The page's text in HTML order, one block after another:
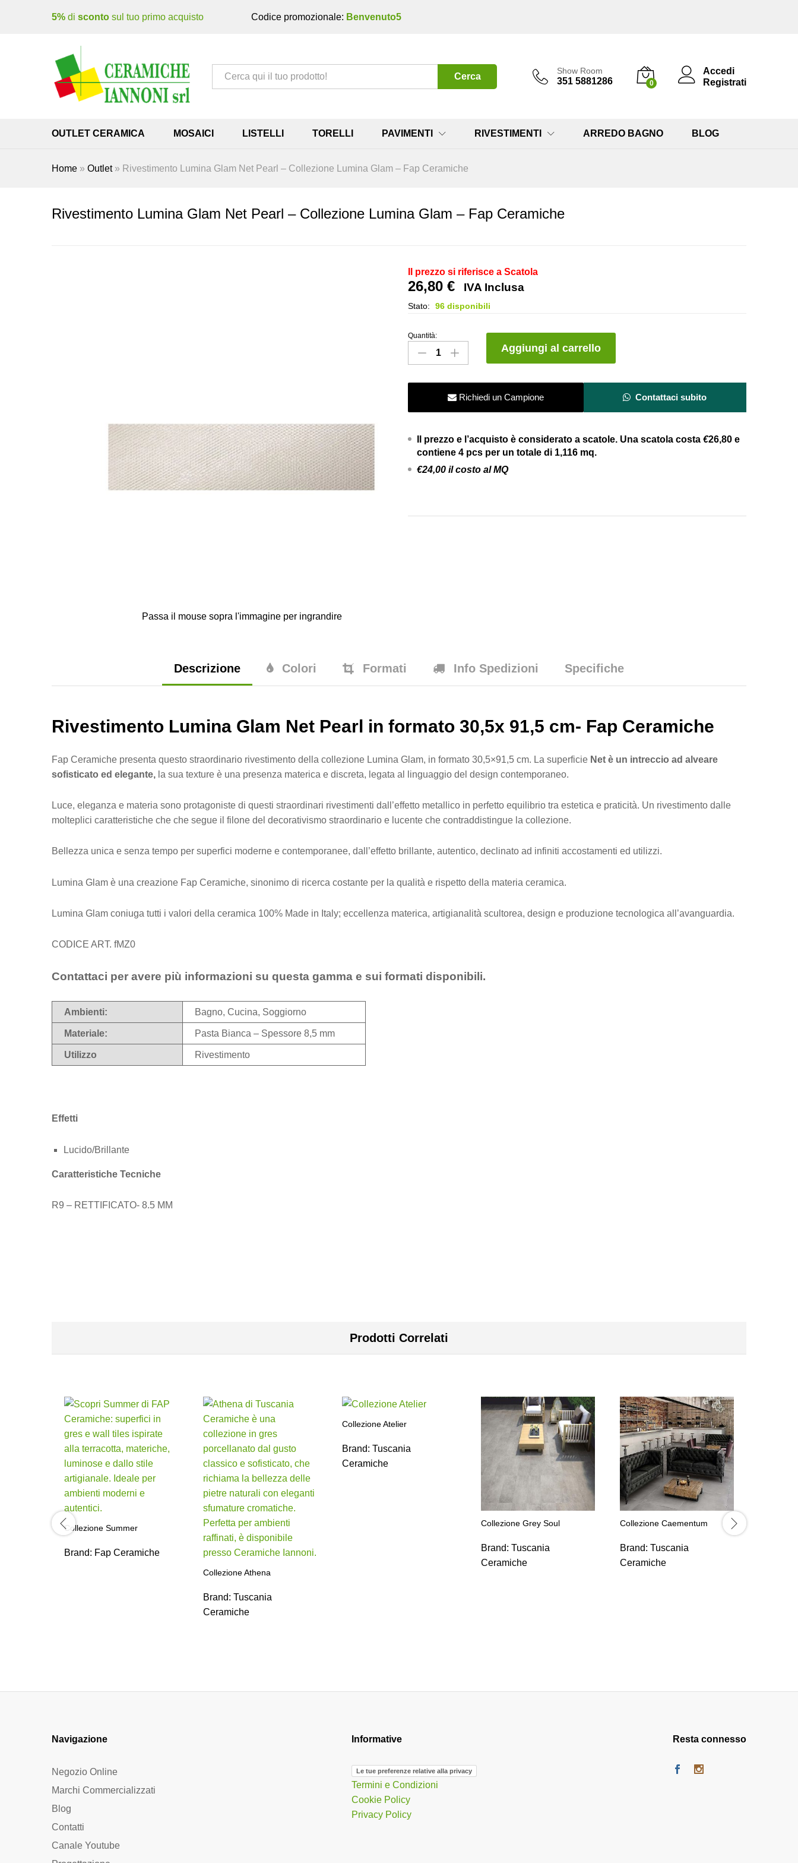
5% di sconto sul tuo primo acquisto Codice promozionale: Benvenuto5
Tutto Cerca
Show Room
351 5881286 0
Accedi
Registrati
OUTLET CERAMICA MOSAICI LISTELLI TORELLI PAVIMENTI RIVESTIMENTI ARREDO BAGNO BLOG
Home » Outlet» Rivestimento Lumina Glam Net Pearl – Collezione Lumina Glam – Fap Ceramiche
Rivestimento Lumina Glam Net Pearl – Collezione Lumina Glam – Fap Ceramiche
Passa il mouse sopra l'immagine per ingrandire
Il prezzo si riferisce a Scatola
26,80 € IVA Inclusa
Stato: 96 disponibili
Rivestimento
Lumina
Net
-
Lumina
Glam
-
quantity
Quantità:
Aggiungi al carrello
e
n
t
Richiedi un Campione Contattaci subito
Il prezzo e l’acquisto è considerato a scatole. Una scatola costa €26,80 e
contiene 4 pcs per un totale di 1,116 mq.
€24,00 il costo al MQ
Descrizione Colori Formati Info Spedizioni Specifiche
Rivestimento Lumina Glam Net Pearl in formato 30,5x 91,5 cm- Fap Ceramiche
Fap Ceramiche presenta questo straordinario rivestimento della collezione Lumina Glam, in formato 30,5×91,5 cm. La superficie Net è un intreccio ad alveare
sofisticato ed elegante, la sua texture è una presenza materica e discreta, legata al linguaggio del design contemporaneo.
Luce, eleganza e materia sono protagoniste di questi straordinari rivestimenti dall’effetto metallico in perfetto equilibrio tra estetica e praticità. Un rivestimento dalle
molteplici caratteristiche che che segue il filone del decorativismo straordinario e lucente che contraddistingue la collezione.
Bellezza unica e senza tempo per superfici moderne e contemporanee, dall’effetto brillante, autentico, declinato ad infiniti accostamenti ed utilizzi.
Lumina Glam è una creazione Fap Ceramiche, sinonimo di ricerca costante per la qualità e rispetto della materia ceramica.
Lumina Glam coniuga tutti i valori della ceramica 100% Made in Italy; eccellenza materica, artigianalità scultorea, design e produzione tecnologica all’avanguardia.
CODICE ART. fMZ0
Contattaci per avere più informazioni su questa gamma e sui formati disponibili.
Ambienti: Bagno, Cucina, Soggiorno
Materiale: Pasta Bianca – Spessore 8,5 mm
Utilizzo Rivestimento
Effetti
Lucido/Brillante
Caratteristiche Tecniche
R9 – RETTIFICATO- 8.5 MM
Prodotti Correlati
Collezione Summer
Brand: Fap Ceramiche
Collezione Athena
Brand: Tuscania
Ceramiche
Collezione Atelier
Brand: Tuscania
Ceramiche
Collezione Grey Soul
Brand: Tuscania
Ceramiche
Collezione Caementum
Brand: Tuscania
Ceramiche
Navigazione
Negozio Online
Marchi Commercializzati
Blog
Contatti
Canale Youtube
Informative
Le tue preferenze relative alla privacy
Termini e Condizioni
Cookie Policy
Privacy Policy
Resta connesso